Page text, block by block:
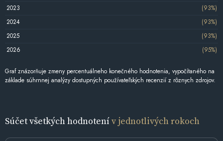
2023
(93%)
2024
(93%)
2025
(93%)
2026
(95%)
Graf znázorňuje zmeny percentuálneho konečného hodnotenia, vypočítaného na
základe súhrnnej analýzy dostupných používateľských recenzií z rôznych zdrojov.
Súčet všetkých hodnotenív jednotlivých rokoch